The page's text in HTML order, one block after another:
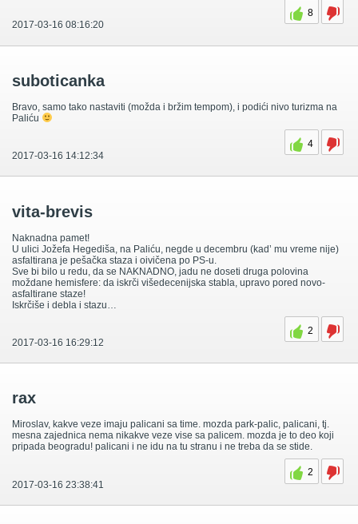
8
2017-03-16 08:16:20
suboticanka
Bravo, samo tako nastaviti (možda i bržim tempom), i podići nivo turizma na
Paliću
4
2017-03-16 14:12:34
vita-brevis
Naknadna pamet!
U ulici Jožefa Hegediša, na Paliću, negde u decembru (kad’ mu vreme nije)
asfaltirana je pešačka staza i oivičena po PS-u.
Sve bi bilo u redu, da se NAKNADNO, jadu ne doseti druga polovina
moždane hemisfere: da iskrči višedecenijska stabla, upravo pored novo-
asfaltirane staze!
Iskrčiše i debla i stazu…
2
2017-03-16 16:29:12
rax
Miroslav, kakve veze imaju palicani sa time. mozda park-palic, palicani, tj.
mesna zajednica nema nikakve veze vise sa palicem. mozda je to deo koji
pripada beogradu! palicani i ne idu na tu stranu i ne treba da se stide.
2
2017-03-16 23:38:41